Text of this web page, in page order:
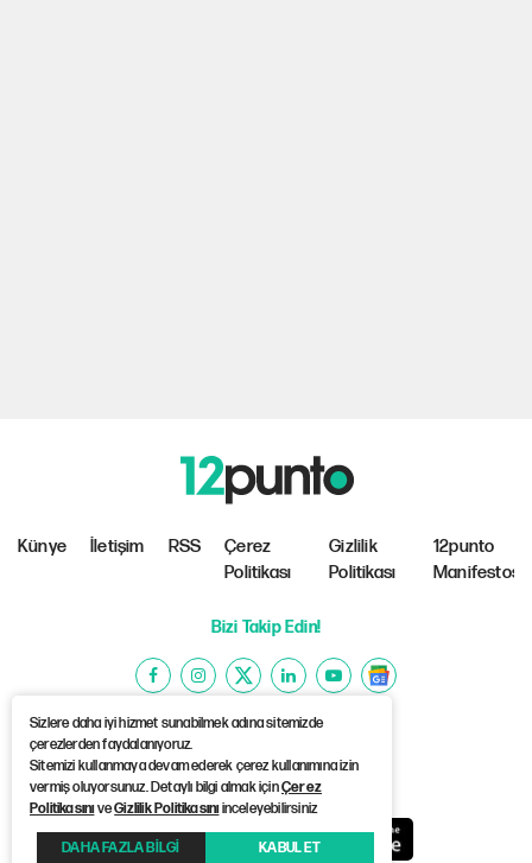
Sizlere daha iyi hizmet sunabilmek adına sitemizde
çerezlerden faydalanıyoruz.
Sitemizi kullanmaya devam ederek çerez kullanımına izin
vermiş oluyorsunuz. Detaylı bilgi almak içinÇerez
PolitikasınıveGizlilik Politikasınıinceleyebilirsiniz
DAHA FAZLA BİLGİ KABUL ET
Künye İletişim RSS
Çerez
Politikası
Gizlilik
Politikası
12punto
Manifestosu
Bizi Takip Edin!
©Copyright 2026 12punto